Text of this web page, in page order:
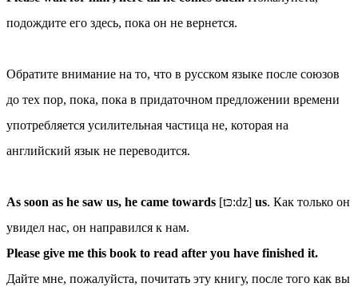
подождите его здесь, пока он не вернется.
Обратите внимание на то, что в русском языке после союзов
до тех пор, пока, пока в придаточном предложении времени
употребляется усилительная частица не, которая на
английский язык не переводится.
As soon as he saw us, he came towards [tכּ:dz] us. Как только он
увидел нас, он направился к нам.
Please give me this book to read after you have finished it.
Дайте мне, пожалуйста, почитать эту книгу, после того как вы